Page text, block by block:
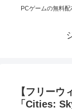
PCゲームの無料
【フリー
「Cities: